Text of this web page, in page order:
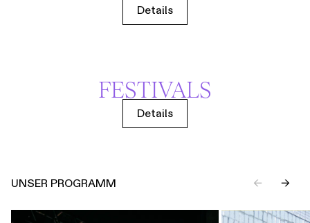
Details
FESTIVALS
Details
UNSER PROGRAMM ← →